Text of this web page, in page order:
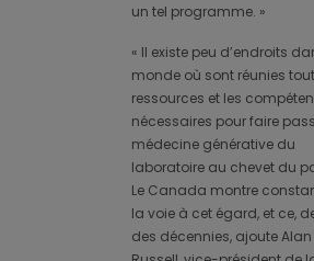
un tel programme. »
« Il existe peu d’endroits
monde où sont réunies
ressources et les
nécessaires pour faire
médecine générative du
laboratoire au chevet du
Le Canada montre
la voie à cet égard, et ce,
des décennies, ajoute Alan